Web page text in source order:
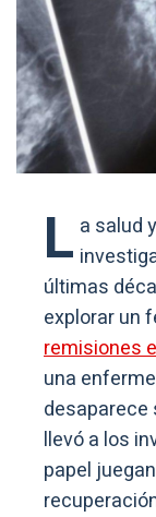
L a salud
últimas
explorar un
remisiones
una
desaparece
llevó a los
papel